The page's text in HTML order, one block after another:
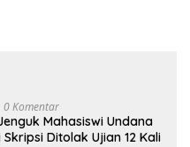
0 Komentar
Mahasiswi Undana
Ditolak Ujian 12 Kali